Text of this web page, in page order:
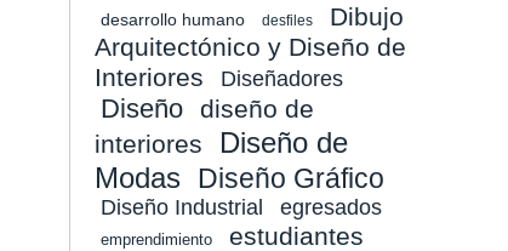
desarrollo humano desfiles
Dibujo
Arquitectónico y Diseño de
Interiores
Diseñadores
Diseño
diseño de
interiores
Diseño de
Modas Diseño Gráfico
Diseño Industrial egresados
emprendimiento estudiantes